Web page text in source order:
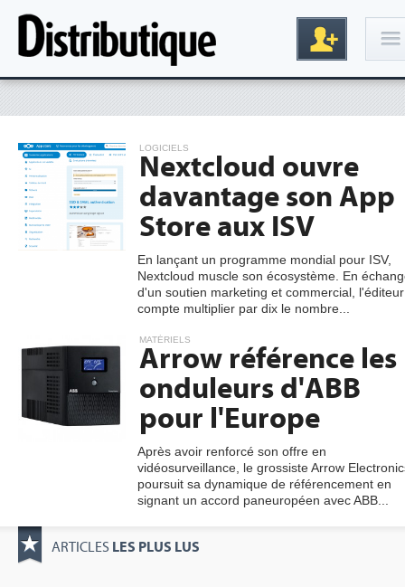
Inscription
gratuite
LOGICIELS
Nextcloud ouvre
davantage son App
Store aux ISV
En lançant un programme mondial pour ISV,
Nextcloud muscle son écosystème. En
d'un soutien marketing et commercial, l'éditeur
compte multiplier par dix le nombre...
MATÉRIELS
Arrow référence les
onduleurs d'ABB
pour l'Europe
Après avoir renforcé son offre en
vidéosurveillance, le grossiste Arrow
poursuit sa dynamique de référencement en
signant un accord paneuropéen avec ABB...
ARTICLES LES PLUS LUS